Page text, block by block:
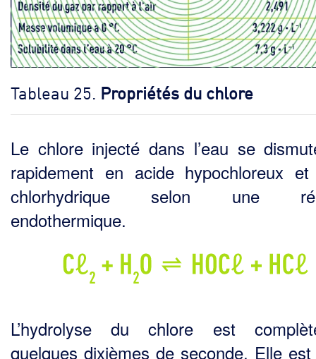
Tableau 25. Propriétés du chlore
Le chlore injecté dans l’eau se
rapidement en acide hypochloreux
chlorhydrique selon une
endothermique.
L’hydrolyse du chlore est
quelques dixièmes de seconde. Elle